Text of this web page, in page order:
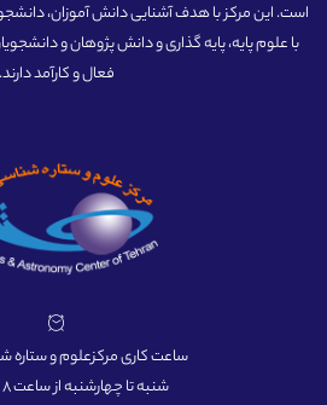
است. این مرکز با هدف آشنایی دانش آموزان،
با علوم پایه، پایه گذاری و دانش پژوهان و
فعال و کارآمد دارند.
ساعت کاری مرکزعلوم و ستاره
شنبه تا چهارشنبه از ساعت 8 الی 16:30